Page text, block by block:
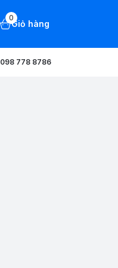
0
Giỏ hàng
098 778 8786